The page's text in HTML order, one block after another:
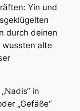
Yin und
durch deinen
wussten alte
in
„Gefäße“